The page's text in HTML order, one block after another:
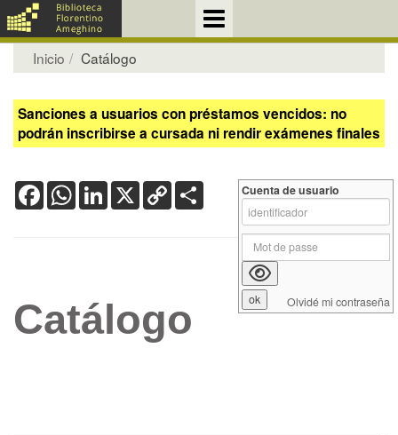
Inicio Catálogo
Sanciones a usuarios con préstamos vencidos: no
podrán inscribirse a cursada ni rendir exámenes finales
FacebookWhatsApp
LinkedIn
X Copy
Link
Catálogo
Cuenta de usuario
Olvidé mi contraseña